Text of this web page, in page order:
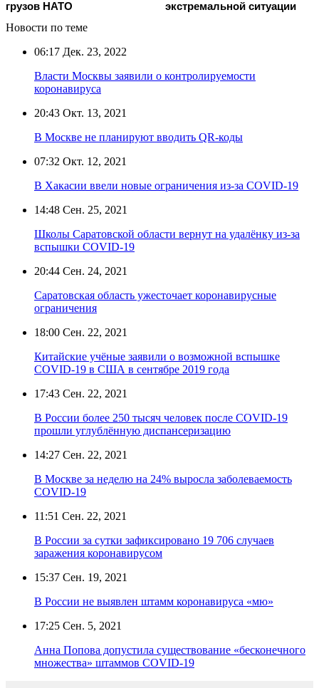
грузов НАТО
экстремальной ситуации
Новости по теме
06:17 Дек. 23, 2022
Власти Москвы заявили о контролируемости
коронавируса
20:43 Окт. 13, 2021
В Москве не планируют вводить QR-коды
07:32 Окт. 12, 2021
В Хакасии ввели новые ограничения из-за COVID-19
14:48 Сен. 25, 2021
Школы Саратовской области вернут на удалёнку из-за
вспышки COVID-19
20:44 Сен. 24, 2021
Саратовская область ужесточает коронавирусные
ограничения
18:00 Сен. 22, 2021
Китайские учёные заявили о возможной вспышке
COVID-19 в США в сентябре 2019 года
17:43 Сен. 22, 2021
В России более 250 тысяч человек после COVID-19
прошли углублённую диспансеризацию
14:27 Сен. 22, 2021
В Москве за неделю на 24% выросла заболеваемость
COVID-19
11:51 Сен. 22, 2021
В России за сутки зафиксировано 19 706 случаев
заражения коронавирусом
15:37 Сен. 19, 2021
В России не выявлен штамм коронавируса «мю»
17:25 Сен. 5, 2021
Анна Попова допустила существование «бесконечного
множества» штаммов COVID-19